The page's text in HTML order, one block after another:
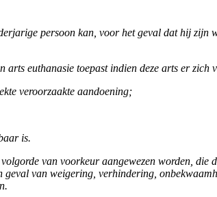
persoon kan, voor het geval dat hij
euthanasie toepast indien deze arts er zich
veroorzaakte aandoening;
is.
van voorkeur aangewezen worden,
van weigering, verhindering,